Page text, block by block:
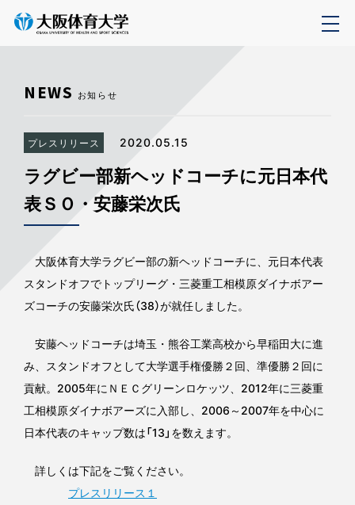
NEWS お知らせ
プレスリリース 2020.05.15
ラグビー部新ヘッドコーチに元日本代
表ＳＯ・安藤栄次氏
大阪体育大学ラグビー部の新ヘッドコーチに、元日本代表
スタンドオフでトップリーグ・三菱重工相模原ダイナボアー
ズコーチの安藤栄次氏（38）が就任しました。
安藤ヘッドコーチは埼玉・熊谷工業高校から早稲田大に進
み、スタンドオフとして大学選手権優勝２回、準優勝２回に
貢献。2005年にＮＥＣグリーンロケッツ、2012年に三菱重
工相模原ダイナボアーズに入部し、2006～2007年を中心に
日本代表のキャップ数は「13」を数えます。
詳しくは下記をご覧ください。
プレスリリース１